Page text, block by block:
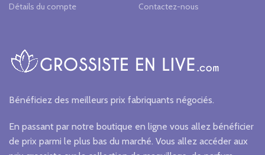
Détails du compte
Contactez-nous
Bénéficiez des meilleurs prix fabriquants négociés.
En passant par notre boutique en ligne vous allez bénéficier
de prix parmi le plus bas du marché. Vous allez accéder aux